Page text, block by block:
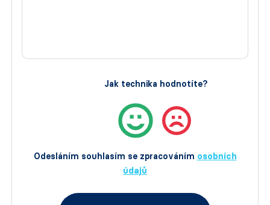
Odesláním souhlasím se zpracováním osobních
údajů
Jak technika hodnotíte?